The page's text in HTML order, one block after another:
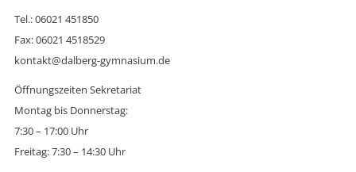
Tel.: 06021 451850
Fax: 06021 4518529
kontakt@dalberg-gymnasium.de
Öffnungszeiten Sekretariat
Montag bis Donnerstag:
7:30 – 17:00 Uhr
Freitag: 7:30 – 14:30 Uhr